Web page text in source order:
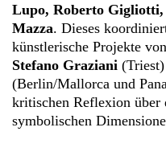
Lupo, Roberto Gigliotti,
Mazza. Dieses
künstlerische Projekte von
Stefano Graziani
(Berlin/Mallorca und
kritischen Reflexion über
symbolischen